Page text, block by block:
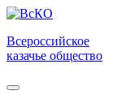
Всероссийское
казачье общество